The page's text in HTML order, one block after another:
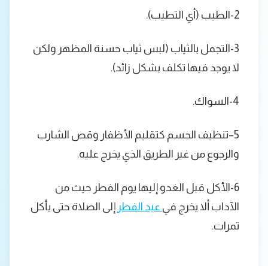
2-الطيب (أي التطيب).
3-التجمل بالثياب (لبس ثياب حسنة المظهر ولكن
لا يوجد فيها تكلف بشكل زائد).
4-السواك.
5–تنظيف الجسم كتقليم الأظفار وقص الشارب
والرجوع من غير الطريق الذي يخرج عليه.
6-الأكل قبل الغدو إليها يوم الفطر حيث من
الآداب ألا يخرج في عيد الفطر إلى الصلاة حتى يأكل
تمرات.